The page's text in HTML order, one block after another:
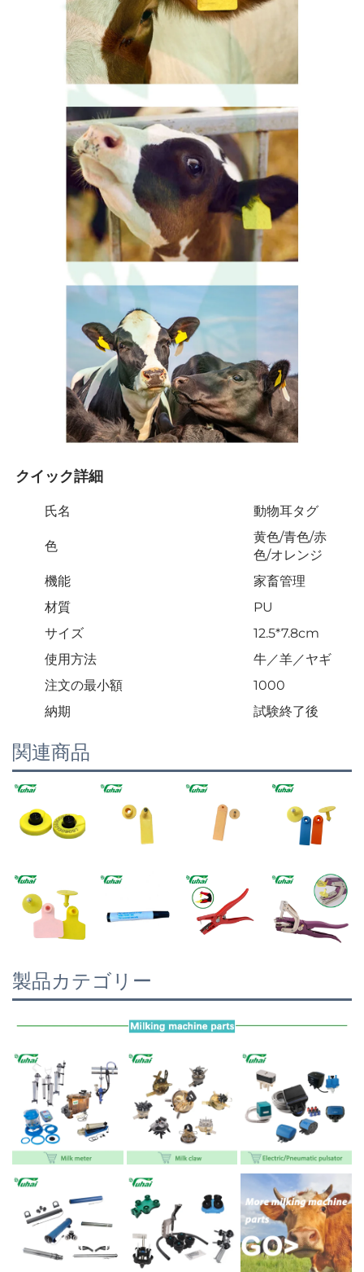
クイック詳細
氏名 動物耳タグ
色
黄色/青色/赤
色/オレンジ
機能
家畜管理
材質
PU
サイズ
12.5*7.8cm
使用方法
牛／羊／ヤギ
注文の最小額
1000
納期
試験終了後
関連商品
製品カテゴリー